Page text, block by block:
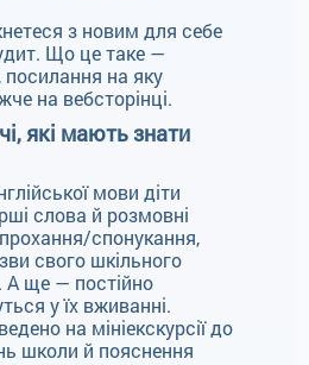
з новим для себе
Що це таке —
посилання на яку
на вебсторінці.
які мають знати
мови діти
слова й розмовні
спонукання,
свого шкільного
ще — постійно
у їх вживанні.
на мініекскурсії до
школи й пояснення